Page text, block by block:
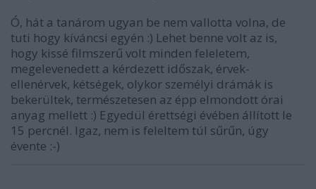
Ó, hát a tanárom ugyan be nem vallotta volna, de
tuti hogy kíváncsi egyén :) Lehet benne volt az is,
hogy kissé filmszerű volt minden feleletem,
megelevenedett a kérdezett időszak, érvek-
ellenérvek, kétségek, olykor személyi drámák is
bekerültek, természetesen az épp elmondott órai
anyag mellett :) Egyedül érettségi évében állított le
15 percnél. Igaz, nem is feleltem túl sűrűn, úgy
évente :-)